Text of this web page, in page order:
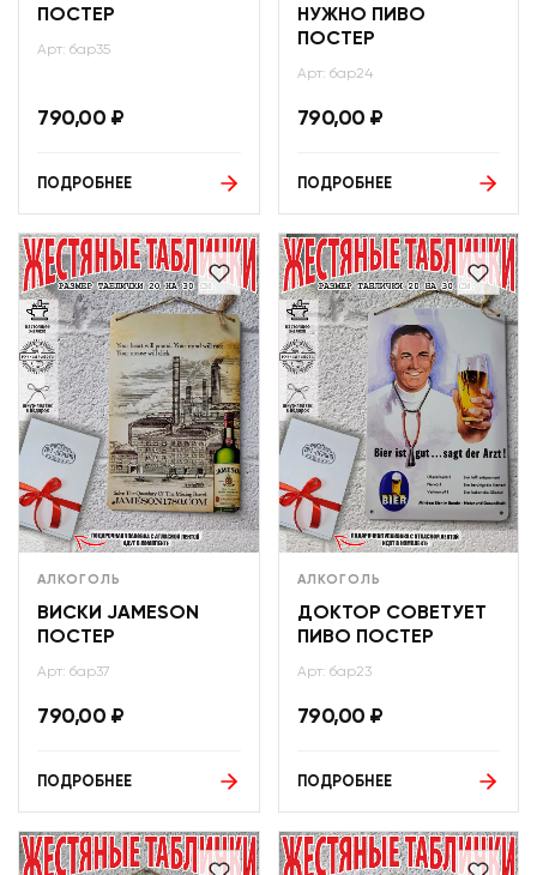
ПОСТЕР
Арт: бар35
790,00 ₽
ПОДРОБНЕЕ
НУЖНО ПИВО
ПОСТЕР
Арт: бар24
790,00 ₽
ПОДРОБНЕЕ
АЛКОГОЛЬ
ВИСКИ JAMESON
ПОСТЕР
Арт: бар37
790,00 ₽
ПОДРОБНЕЕ
АЛКОГОЛЬ
ДОКТОР СОВЕТУЕТ
ПИВО ПОСТЕР
Арт: бар23
790,00 ₽
ПОДРОБНЕЕ